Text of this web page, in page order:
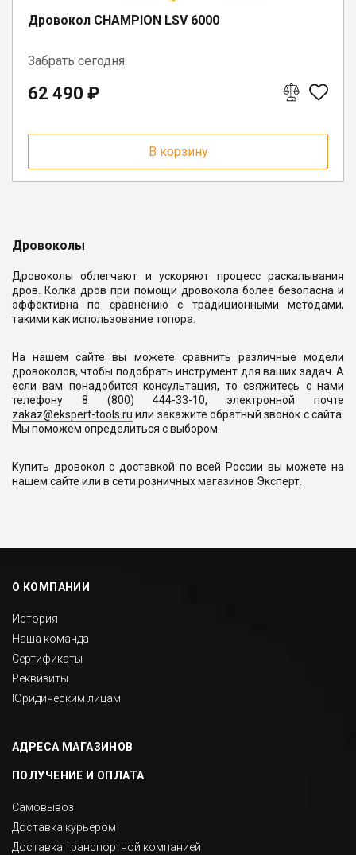
Дровокол CHAMPION LSV 6000
Забрать сегодня
г. Вологда, ул. Саммера, д. 23
62 490 ₽
В корзину
Дровоколы
Дровоколы облегчают и ускоряют процесс раскалывания
дров. Колка дров при помощи дровокола более безопасна и
эффективна по сравнению с традиционными методами,
такими как использование топора.
На нашем сайте вы можете сравнить различные модели
дровоколов, чтобы подобрать инструмент для ваших задач. А
если вам понадобится консультация, то свяжитесь с нами
телефону 8 (800) 444-33-10, электронной почте
zakaz@ekspert-tools.ru или закажите обратный звонок с сайта.
Мы поможем определиться с выбором.
Купить дровокол с доставкой по всей России вы можете на
нашем сайте или в сети розничныхмагазинов Эксперт
О КОМПАНИИ
История
Наша команда
Сертификаты
Реквизиты
Юридическим лицам
АДРЕСА МАГАЗИНОВ
ПОЛУЧЕНИЕ И ОПЛАТА
Самовывоз
Доставка курьером
Доставка транспортной компанией